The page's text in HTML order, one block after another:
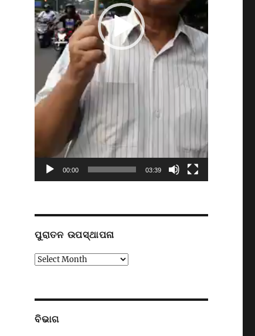
00:00 03:39
ପୁରାତନ ଉପସ୍ଥାପନା
ପୁରାତନ
ବିଭାଗ